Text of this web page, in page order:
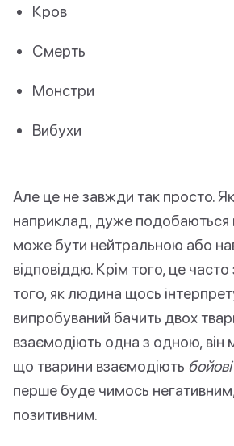
Кров
Смерть
Монстри
Вибухи
Але це не завжди так просто.
наприклад, дуже подобаються
може бути нейтральною або
відповіддю. Крім того, це часто
того, як людина щось
випробуваний бачить двох
взаємодіють одна з одною, він
що тварини взаємодіють бойові
перше буде чимось
позитивним.